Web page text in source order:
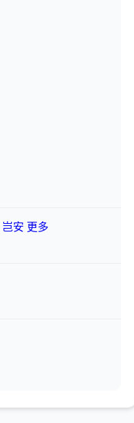
岂安 更多